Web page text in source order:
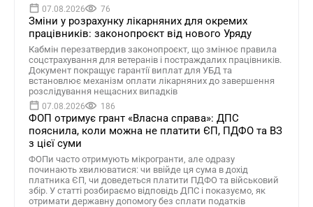
07.08.2026 76
Зміни у розрахунку лікарняних для окремих
працівників: законопроєкт від нового Уряду
Кабмін перезатвердив законопроєкт, що змінює правила
соцстрахування для ветеранів і постраждалих працівників.
Документ покращує гарантії виплат для УБД та
встановлює механізм оплати лікарняних до завершення
розслідування нещасних випадків
07.08.2026 186
ФОП отримує грант «Власна справа»: ДПС
пояснила, коли можна не платити ЄП, ПДФО та ВЗ
з цієї суми
ФОПи часто отримують мікрогранти, але одразу
починають хвилюватися: чи ввійде ця сума в дохід
платника ЄП, чи доведеться платити ПДФО та військовий
збір. У статті розбираємо відповідь ДПС і показуємо, як
отримати державну допомогу без сплати податків